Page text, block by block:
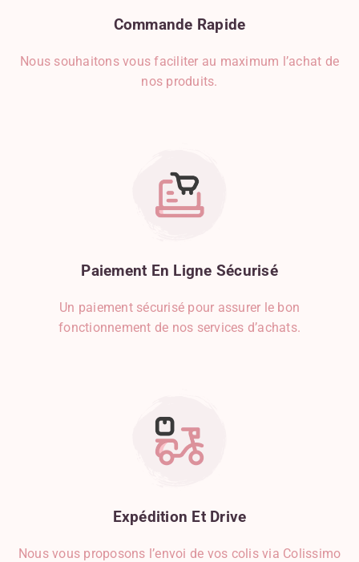
Commande Rapide
Nous souhaitons vous faciliter au maximum l’achat de
nos produits.
Paiement En Ligne Sécurisé
Un paiement sécurisé pour assurer le bon
fonctionnement de nos services d’achats.
Expédition Et Drive
Nous vous proposons l’envoi de vos colis via Colissimo